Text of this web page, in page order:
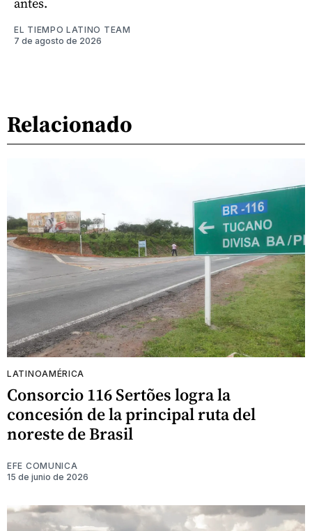
EL TIEMPO LATINO TEAM
7 de agosto de 2026
Relacionado
LATINOAMÉRICA
Consorcio 116 Sertões logra la
concesión de la principal ruta del
noreste de Brasil
EFE COMUNICA
15 de junio de 2026